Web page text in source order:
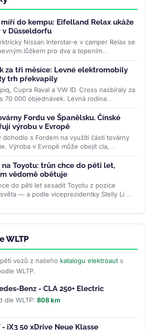
do kempu: Eifelland Relax ukáže
Düsseldorfu
Nissan Interstar-e v camper Relax se
lůžkem pro dva a topením
za tři měsíce: Levné elektromobily
trh překvapily
Cupra Raval a VW ID. Cross nasbíraly za
70 000 objednávek. Levná rodina
Fordu ve Španělsku. Čínské
výrobu v Evropě
s Fordem na využití části továrny
Výroba v Evropě může obejít cla,
na Toyotu: trůn chce do pěti let,
vědomě obětuje
do pěti let sesadit Toyotu z pozice
— a podle viceprezidentky Stelly Li k
WLTP
vozů z našeho katalogu elektroaut s
WLTP.
Benz - CLA 250+ Electric
dle WLTP: 808 km
- iX3 50 xDrive Neue Klasse